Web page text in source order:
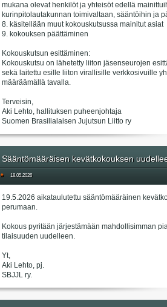
mukana olevat henkilöt ja yhteisöt edellä
kurinpitolautakunnan toimivaltaan, sääntöihin ja
8. käsitellään muut kokouskutsussa mainitut asiat
9. kokouksen päättäminen
Kokouskutsun esittäminen:
Kokouskutsu on lähetetty liiton jäsenseurojen
sekä laitettu esille liiton virallisille verkkosivuille
määräämällä tavalla.
Terveisin,
Aki Lehto, hallituksen puheenjohtaja
Suomen Brasilialaisen Jujutsun Liitto ry
Sääntömääräisen kevätkokouksen
# 18.05.2026
19.5.2026 aikataulutettu sääntömääräinen
perumaan.
Kokous pyritään järjestämään mahdollisimman
tilaisuuden uudelleen.
Yt,
Aki Lehto, pj.
SBJJL ry.